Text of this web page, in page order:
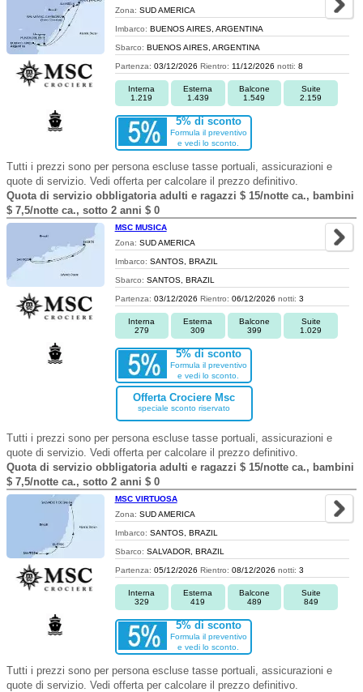
Zona: SUD AMERICA
Imbarco: BUENOS AIRES, ARGENTINA
Sbarco: BUENOS AIRES, ARGENTINA
Partenza: 03/12/2026 Rientro: 11/12/2026 notti: 8
Interna
1.219
Esterna
1.439
Balcone
1.549
Suite
2.159
5% di sconto
Formula il preventivo
e vedi lo sconto.
Tutti i prezzi sono per persona escluse tasse portuali, assicurazioni e
quote di servizio. Vedi offerta per calcolare il prezzo definitivo.
Quota di servizio obbligatoria adulti e ragazzi $ 15/notte ca., bambini
$ 7,5/notte ca., sotto 2 anni $ 0
MSC MUSICA
Zona: SUD AMERICA
Imbarco: SANTOS, BRAZIL
Sbarco: SANTOS, BRAZIL
Partenza: 03/12/2026 Rientro: 06/12/2026 notti: 3
Interna
279
Esterna
309
Balcone
399
Suite
1.029
5% di sconto
Formula il preventivo
e vedi lo sconto.
Offerta Crociere Msc
speciale sconto riservato
Tutti i prezzi sono per persona escluse tasse portuali, assicurazioni e
quote di servizio. Vedi offerta per calcolare il prezzo definitivo.
Quota di servizio obbligatoria adulti e ragazzi $ 15/notte ca., bambini
$ 7,5/notte ca., sotto 2 anni $ 0
MSC VIRTUOSA
Zona: SUD AMERICA
Imbarco: SANTOS, BRAZIL
Sbarco: SALVADOR, BRAZIL
Partenza: 05/12/2026 Rientro: 08/12/2026 notti: 3
Interna
329
Esterna
419
Balcone
489
Suite
849
5% di sconto
Formula il preventivo
e vedi lo sconto.
Tutti i prezzi sono per persona escluse tasse portuali, assicurazioni e
quote di servizio. Vedi offerta per calcolare il prezzo definitivo.